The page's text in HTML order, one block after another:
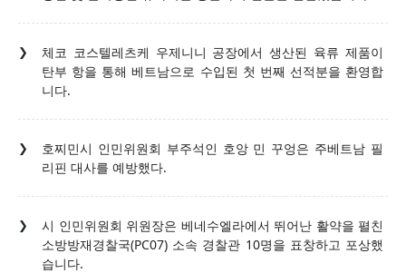
체코 코스텔레츠케 우제니니 공장에서 생산된 육류 제품이
탄부 항을 통해 베트남으로 수입된 첫 번째 선적분을 환영합
니다.
호찌민시 인민위원회 부주석인 호앙 민 꾸엉은 주베트남 필
리핀 대사를 예방했다.
시 인민위원회 위원장은 베네수엘라에서 뛰어난 활약을 펼친
소방방재경찰국(PC07) 소속 경찰관 10명을 표창하고 포상했
습니다.